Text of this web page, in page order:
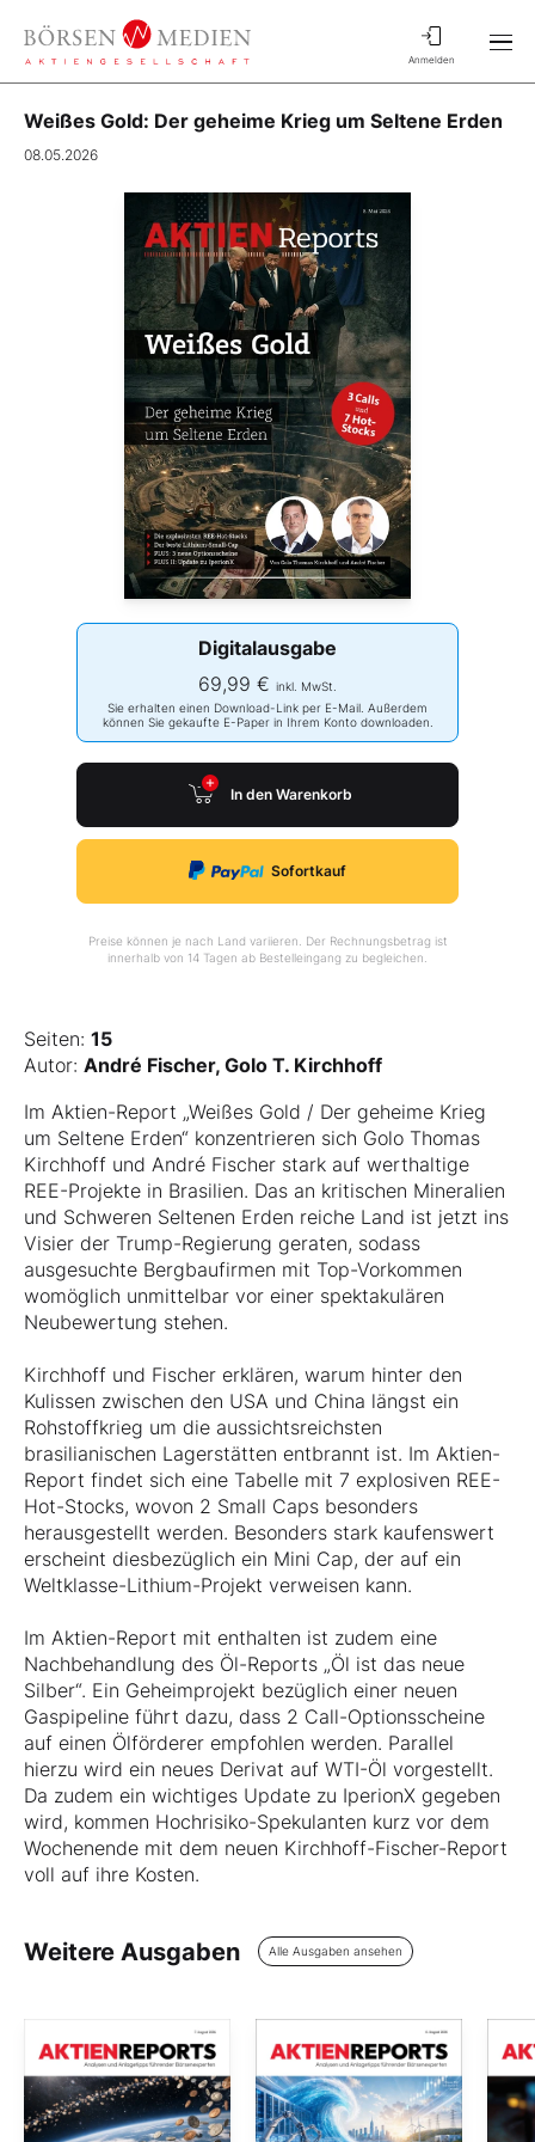
Anmelden
Weißes Gold: Der geheime Krieg um Seltene Erden
08.05.2026
Digitalausgabe
69,99 € inkl. MwSt.
Sie erhalten einen Download-Link per E-Mail. Außerdem
können Sie gekaufte E-Paper in Ihrem Konto downloaden.
In den Warenkorb
Sofortkauf
Preise können je nach Land variieren. Der Rechnungsbetrag ist
innerhalb von 14 Tagen ab Bestelleingang zu begleichen.
Seiten: 15
Autor: André Fischer, Golo T. Kirchhoff
Im Aktien-Report „Weißes Gold / Der geheime Krieg
um Seltene Erden“ konzentrieren sich Golo Thomas
Kirchhoff und André Fischer stark auf werthaltige
REE-Projekte in Brasilien. Das an kritischen Mineralien
und Schweren Seltenen Erden reiche Land ist jetzt ins
Visier der Trump-Regierung geraten, sodass
ausgesuchte Bergbaufirmen mit Top-Vorkommen
womöglich unmittelbar vor einer spektakulären
Neubewertung stehen.
Kirchhoff und Fischer erklären, warum hinter den
Kulissen zwischen den USA und China längst ein
Rohstoffkrieg um die aussichtsreichsten
brasilianischen Lagerstätten entbrannt ist. Im Aktien-
Report findet sich eine Tabelle mit 7 explosiven REE-
Hot-Stocks, wovon 2 Small Caps besonders
herausgestellt werden. Besonders stark kaufenswert
erscheint diesbezüglich ein Mini Cap, der auf ein
Weltklasse-Lithium-Projekt verweisen kann.
Im Aktien-Report mit enthalten ist zudem eine
Nachbehandlung des Öl-Reports „Öl ist das neue
Silber“. Ein Geheimprojekt bezüglich einer neuen
Gaspipeline führt dazu, dass 2 Call-Optionsscheine
auf einen Ölförderer empfohlen werden. Parallel
hierzu wird ein neues Derivat auf WTI-Öl vorgestellt.
Da zudem ein wichtiges Update zu IperionX gegeben
wird, kommen Hochrisiko-Spekulanten kurz vor dem
Wochenende mit dem neuen Kirchhoff-Fischer-Report
voll auf ihre Kosten.
Weitere Ausgaben Alle Ausgaben ansehen